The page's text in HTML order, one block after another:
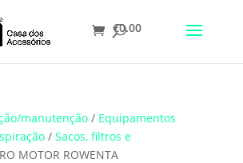
€0.00
manutenção/ Equipamentos
/ Sacos, filtros e
MOTOR ROWENTA